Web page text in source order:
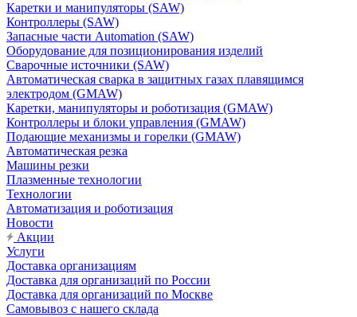
Каретки и манипуляторы (SAW)
Контроллеры (SAW)
Запасные части Automation (SAW)
Оборудование для позиционирования изделий
Сварочные источники (SAW)
Автоматическая сварка в защитных газах плавящимся
электродом (GMAW)
Каретки, манипуляторы и роботизация (GMAW)
Контроллеры и блоки управления (GMAW)
Подающие механизмы и горелки (GMAW)
Автоматическая резка
Машины резки
Плазменные технологии
Технологии
Автоматизация и роботизация
Новости
Акции
Услуги
Доставка организациям
Доставка для организаций по России
Доставка для организаций по Москве
Самовывоз с нашего склада